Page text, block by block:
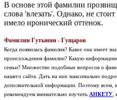
В основе этой фамилии
слова 'влезать'. Однако, не
имело иронический оттенок.
Фамилии Гутынин - Гущаров
Когда появилась фамилия? Какое она имеет
происхождения фамилии? Какую
семьи? Множество подобных вопросов о
нашего сайта. Дать на них максимально
дополнительной информации. Поэтому всем,
рекомендуем внимательно изучить АНКЕТУ